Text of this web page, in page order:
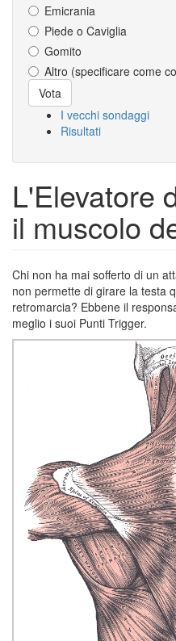
Emicrania
Piede o Caviglia
Gomito
Altro (specificare come
Scelte
Vota
I vecchi sondaggi
Risultati
L'Elevatore
il muscolo
Chi non ha mai sofferto di un
non permette di girare la testa
retromarcia? Ebbene il
meglio i suoi Punti Trigger.